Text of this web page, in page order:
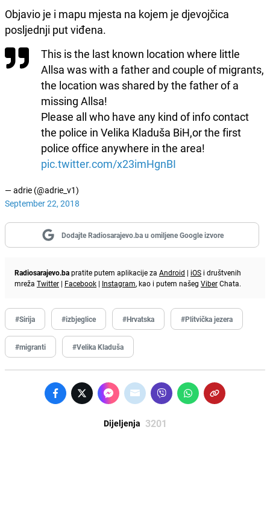
Objavio je i mapu mjesta na kojem je djevojčica
posljednji put viđena.
This is the last known location where little
Allsa was with a father and couple of migrants,
the location was shared by the father of a
missing Allsa!
Please all who have any kind of info contact
the police in Velika Kladuša BiH,or the first
police office anywhere in the area!
pic.twitter.com/x23imHgnBI
— adrie (@adrie_v1)
September 22, 2018
Dodajte Radiosarajevo.ba u omiljene Google izvore
Radiosarajevo.bapratite putem aplikacije za Android | iOS i društvenih
mreža Twitter | Facebook | Instagram, kao i putem našeg ViberChata.
#Sirija #izbjeglice #Hrvatska #Plitvička jezera
#migranti #Velika Kladuša
Dijeljenja 3201